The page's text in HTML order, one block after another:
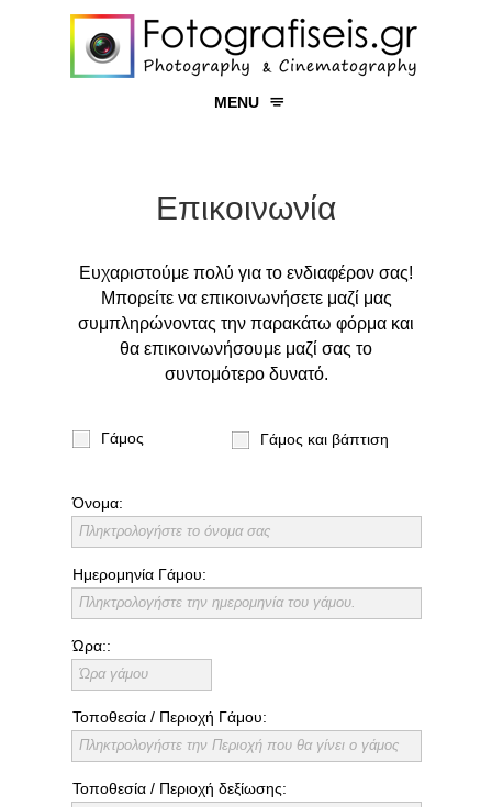
Επικοινωνία
Ευχαριστούμε πολύ για το ενδιαφέρον σας!
Μπορείτε να επικοινωνήσετε μαζί μας
συμπληρώνοντας την παρακάτω φόρμα και
θα επικοινωνήσουμε μαζί σας το
συντομότερο δυνατό.
Όνομα:
Πληκτρολογήστε το όνομα σας
Γάμος Γάμος και βάπτιση
Ημερομηνία Γάμου:
Πληκτρολογήστε την ημερομηνία του γάμου.
Τοποθεσία / Περιοχή Γάμου:
Πληκτρολογήστε την Περιοχή που θα γίνει ο γάμος
Τοποθεσία / Περιοχή δεξίωσης:
Ώρα::
Ώρα γάμου
MENU
ΕΚΔΗΛΩΣΕΙΣ
ΠΡΟΪΟΝΤΑ
ΧΩΡΟΙ
YΠΗΡΕΣΙΕΣ
ΕΠΙΚΟΙΝΩΝΙΑ